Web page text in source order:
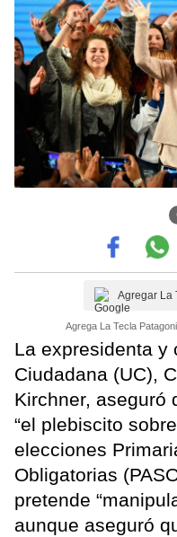
Agregar La
Agrega La Tecla
La expresidenta y
Ciudadana (UC),
Kirchner, aseguró
“el plebiscito
elecciones
Obligatorias
pretende
aunque aseguró